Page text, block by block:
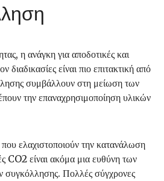
η ανάγκη για αποδοτικές και
διαδικασίες είναι πιο επιτακτική από
συμβάλλουν στη μείωση των
την επαναχρησιμοποίηση υλικών
ελαχιστοποιούν την κατανάλωση
CO2 είναι ακόμα μια ευθύνη των
Πολλές σύγχρονες